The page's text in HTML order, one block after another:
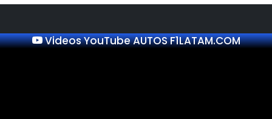
Videos YouTube AUTOS F1LATAM.COM